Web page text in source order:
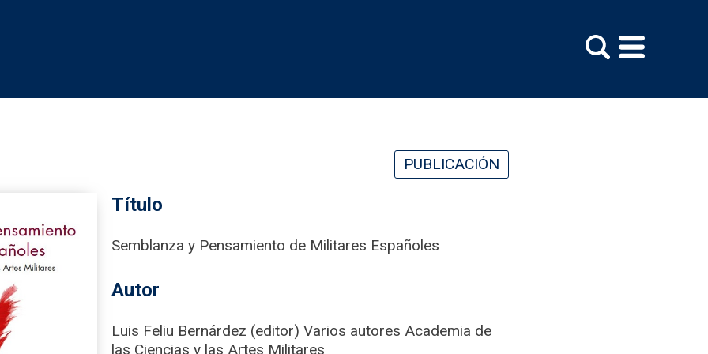
PUBLICACIÓN
Título
Semblanza y Pensamiento de Militares Españoles
Autor
Luis Feliu Bernárdez (editor) Varios autores Academia de
las Ciencias y las Artes Militares